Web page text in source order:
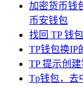
加密货币钱
币安钱包
找回 TP 钱
TP钱包换IP
TP 提示创
Tp钱包，去